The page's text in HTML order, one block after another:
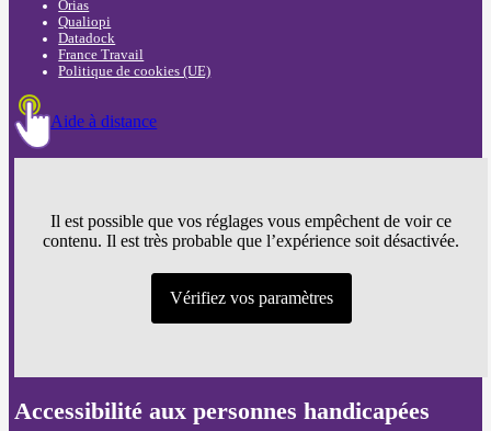
Orias
Qualiopi
Datadock
France Travail
Politique de cookies (UE)
Aide à distance
Il est possible que vos réglages vous empêchent de voir ce
contenu. Il est très probable que l’expérience soit désactivée.
Vérifiez vos paramètres
Accessibilité aux personnes handicapées